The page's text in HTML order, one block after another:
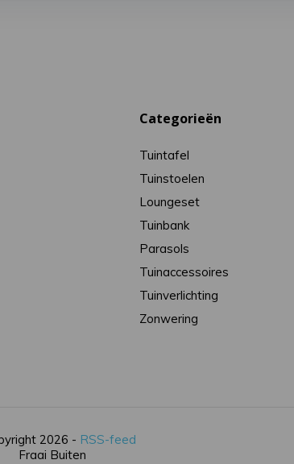
Categorieën
Tuintafel
Tuinstoelen
Loungeset
Tuinbank
Parasols
Tuinaccessoires
Tuinverlichting
Zonwering
2026 - RSS-feed
Fraai Buiten